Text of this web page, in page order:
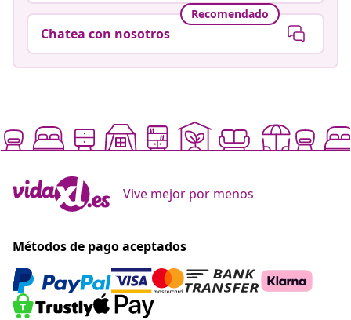
Recomendado
Chatea con nosotros
Vive mejor por menos
Métodos de pago aceptados